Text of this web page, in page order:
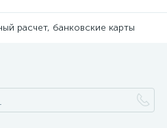
расчет, банковские карты